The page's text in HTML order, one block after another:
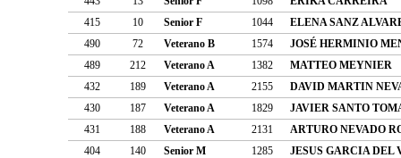
415
10 Senior F 1044
ELENA SANZ
490
72 Veterano B 1574
JOSÉ HERMINIO
489
212 Veterano A 1382
MATTEO MEYNIER
432
189 Veterano A 2155
DAVID MARTIN
430
187 Veterano A 1829
JAVIER SANTO
431
188 Veterano A 2131
ARTURO NEVADO
404
140 Senior M 1285
JESUS GARCIA DEL